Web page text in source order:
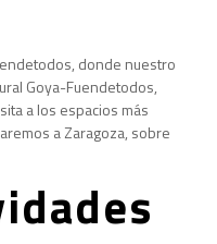
donde nuestro
Goya-Fuendetodos,
a los espacios más
a Zaragoza, sobre